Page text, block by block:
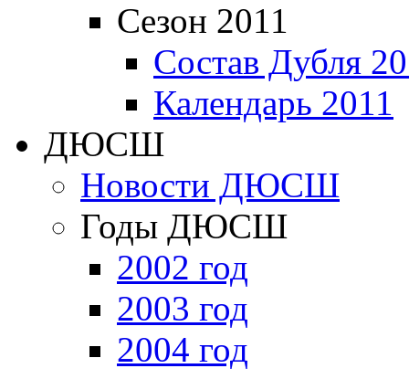
Сезон 2011
Состав Дубля
Календарь 2011
ДЮСШ
Новости ДЮСШ
Годы ДЮСШ
2002 год
2003 год
2004 год